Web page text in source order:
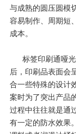
与成熟的圆压圆模
容易制作、周期短
成本。
标签印刷通哑
后，印刷品表面会
合一些特殊的设计
案时为了突出产品
过程中往往就是通
有一定的防水效果